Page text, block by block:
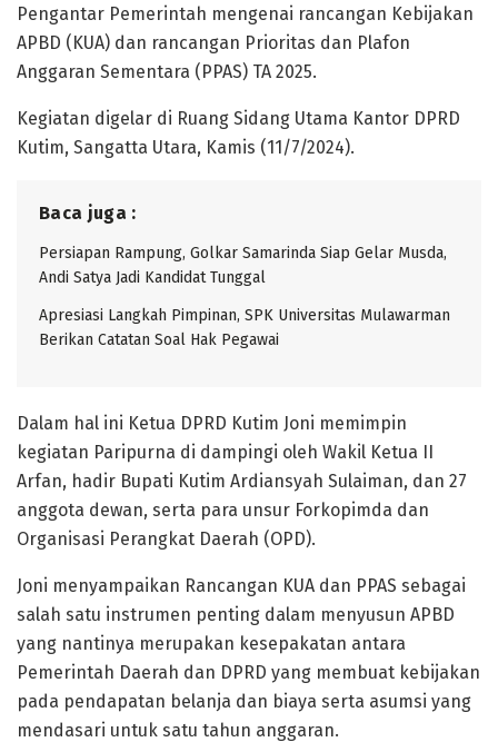
Pengantar Pemerintah mengenai rancangan Kebijakan
APBD (KUA) dan rancangan Prioritas dan Plafon
Anggaran Sementara (PPAS) TA 2025.
Kegiatan digelar di Ruang Sidang Utama Kantor DPRD
Kutim, Sangatta Utara, Kamis (11/7/2024).
Baca juga :
Persiapan Rampung, Golkar Samarinda Siap Gelar Musda,
Andi Satya Jadi Kandidat Tunggal
Apresiasi Langkah Pimpinan, SPK Universitas Mulawarman
Berikan Catatan Soal Hak Pegawai
Dalam hal ini Ketua DPRD Kutim Joni memimpin
kegiatan Paripurna di dampingi oleh Wakil Ketua II
Arfan, hadir Bupati Kutim Ardiansyah Sulaiman, dan 27
anggota dewan, serta para unsur Forkopimda dan
Organisasi Perangkat Daerah (OPD).
Joni menyampaikan Rancangan KUA dan PPAS sebagai
salah satu instrumen penting dalam menyusun APBD
yang nantinya merupakan kesepakatan antara
Pemerintah Daerah dan DPRD yang membuat kebijakan
pada pendapatan belanja dan biaya serta asumsi yang
mendasari untuk satu tahun anggaran.